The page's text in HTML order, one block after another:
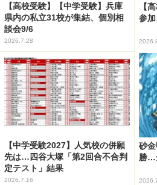
【高校受験】【中学受験】兵庫
県内の私立31校が集結、個別相
談会9/6
2026.7.28
【
参
【中学受験2027】人気校の併願
先は…四谷大塚「第2回合不合判
定テスト」結果
2026.7.16
砂
勝…